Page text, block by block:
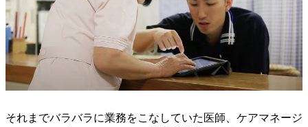
それまでバラバラに業務をこなしていた医師、ケアマネージ